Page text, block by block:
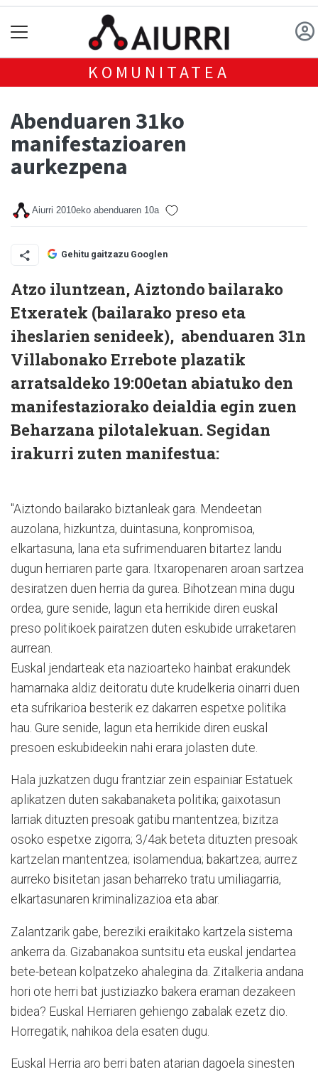
KOMUNITATEA
Abenduaren 31ko
manifestazioaren
aurkezpena
Aiurri 2010eko abenduaren 10a
Gehitu gaitzazu Googlen
Atzo iluntzean, Aiztondo bailarako
Etxeratek (bailarako preso eta
iheslarien senideek), abenduaren 31n
Villabonako Errebote plazatik
arratsaldeko 19:00etan abiatuko den
manifestaziorako deialdia egin zuen
Beharzana pilotalekuan. Segidan
irakurri zuten manifestua:
"Aiztondo bailarako biztanleak gara. Mendeetan
auzolana, hizkuntza, duintasuna, konpromisoa,
elkartasuna, lana eta sufrimenduaren bitartez landu
dugun herriaren parte gara. Itxaropenaren aroan sartzea
desiratzen duen herria da gurea. Bihotzean mina dugu
ordea, gure senide, lagun eta herrikide diren euskal
preso politikoek pairatzen duten eskubide urraketaren
aurrean.
Euskal jendarteak eta nazioarteko hainbat erakundek
hamarnaka aldiz deitoratu dute krudelkeria oinarri duen
eta sufrikarioa besterik ez dakarren espetxe politika
hau. Gure senide, lagun eta herrikide diren euskal
presoen eskubideekin nahi erara jolasten dute.
Hala juzkatzen dugu frantziar zein espainiar Estatuek
aplikatzen duten sakabanaketa politika; gaixotasun
larriak dituzten presoak gatibu mantentzea; bizitza
osoko espetxe zigorra; 3/4ak beteta dituzten presoak
kartzelan mantentzea; isolamendua; bakartzea; aurrez
aurreko bisitetan jasan beharreko tratu umiliagarria,
elkartasunaren kriminalizazioa eta abar.
Zalantzarik gabe, bereziki eraikitako kartzela sistema
ankerra da. Gizabanakoa suntsitu eta euskal jendartea
bete-betean kolpatzeko ahalegina da. Zitalkeria andana
hori ote herri bat justiziazko bakera eraman dezakeen
bidea? Euskal Herriaren gehiengo zabalak ezetz dio.
Horregatik, nahikoa dela esaten dugu.
Euskal Herria aro berri baten atarian dagoela sinesten